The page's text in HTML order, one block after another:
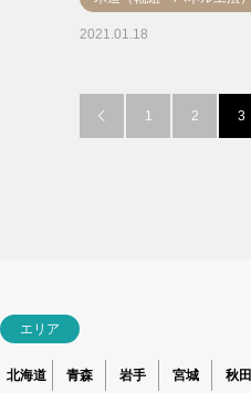
2021.01.18
 1 2 3
エリア
北海道 青森 岩手 宮城 秋田